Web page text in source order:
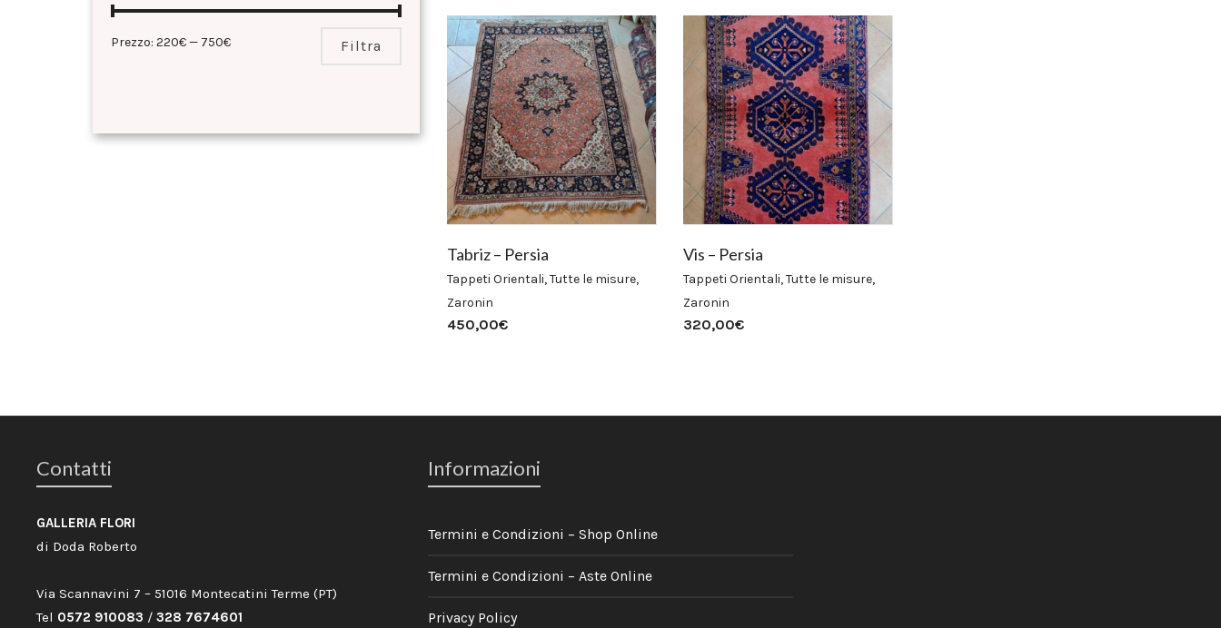
Tabriz – Persia
Tappeti Orientali,Tutte le misure,
Zaronin
450,00€
Vis – Persia
Tappeti Orientali,Tutte le misure,
Zaronin
320,00€
Filtra
Prezzo: 220€— 750€
Contatti
GALLERIA FLORI
di Doda Roberto
Via Scannavini 7 – 51016 Montecatini Terme (PT)
Tel 0572 910083 / 328 7674601
Informazioni
Termini e Condizioni – Shop Online
Termini e Condizioni – Aste Online
Privacy Policy